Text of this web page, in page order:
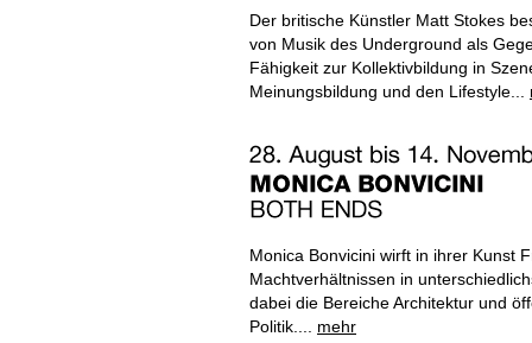
Der britische Künstler Matt Stokes
von Musik des Underground als
Fähigkeit zur Kollektivbildung in
Meinungsbildung und den Lifestyle...
Monica Bonvicini wirft in ihrer Kunst
Machtverhältnissen in
dabei die Bereiche Architektur und
Politik.... mehr